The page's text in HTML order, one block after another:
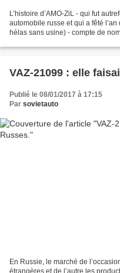
L’histoire d’AMO-ZiL - qui fut
automobile russe et qui a fêté
hélas sans usine) - compte de
VAZ-21099 : elle
Publié le 08/01/2017 à 17:15
Par sovietauto
En Russie, le marché de
étrangères et de l’autre les